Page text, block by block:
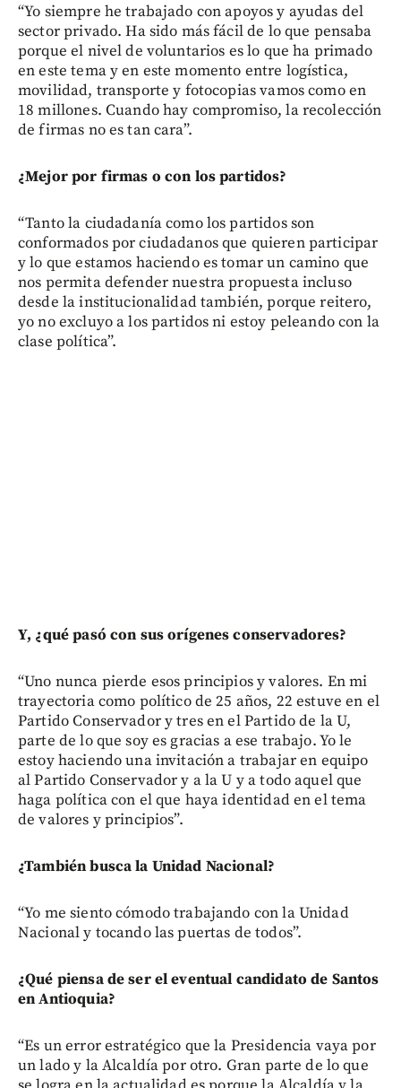
“Yo siempre he trabajado con apoyos y ayudas del
sector privado. Ha sido más fácil de lo que pensaba
porque el nivel de voluntarios es lo que ha primado
en este tema y en este momento entre logística,
movilidad, transporte y fotocopias vamos como en
18 millones. Cuando hay compromiso, la recolección
de firmas no es tan cara”.
¿Mejor por firmas o con los partidos?
“Tanto la ciudadanía como los partidos son
conformados por ciudadanos que quieren participar
y lo que estamos haciendo es tomar un camino que
nos permita defender nuestra propuesta incluso
desde la institucionalidad también, porque reitero,
yo no excluyo a los partidos ni estoy peleando con la
clase política”.
Y, ¿qué pasó con sus orígenes conservadores?
“Uno nunca pierde esos principios y valores. En mi
trayectoria como político de 25 años, 22 estuve en el
Partido Conservador y tres en el Partido de la U,
parte de lo que soy es gracias a ese trabajo. Yo le
estoy haciendo una invitación a trabajar en equipo
al Partido Conservador y a la U y a todo aquel que
haga política con el que haya identidad en el tema
de valores y principios”.
¿También busca la Unidad Nacional?
“Yo me siento cómodo trabajando con la Unidad
Nacional y tocando las puertas de todos”.
¿Qué piensa de ser el eventual candidato de Santos
en Antioquia?
“Es un error estratégico que la Presidencia vaya por
un lado y la Alcaldía por otro. Gran parte de lo que